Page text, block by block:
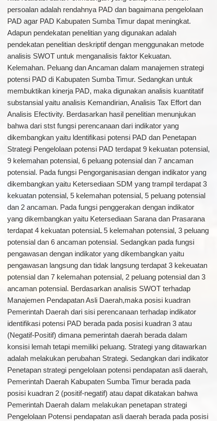
persoalan adalah rendahnya PAD dan bagaimana pengelolaan
PAD agar PAD Kabupaten Sumba Timur dapat meningkat.
Adapun pendekatan penelitian yang digunakan adalah
pendekatan penelitian deskriptif dengan menggunakan metode
analisis SWOT untuk menganalisis faktor Kekuatan.
Kelemahan. Peluang dan Ancaman dalam manajemen strategi
potensi PAD di Kabupaten Sumba Timur. Sedangkan untuk
membuktikan kinerja PAD, maka digunakan analisis kuantitatif
substansial yaitu analisis Kemandirian, Analisis Tax Effort dan
Analisis Efectivity. Berdasarkan hasil penelitian menunjukan
bahwa dari stst fungsi perencanaan dari indikator yang
dikembangkan yaitu ldentifikasi potensi PAD dan Penetapan
Strategi Pengelolaan potensi PAD terdapat 9 kekuatan potensial,
9 kelemahan potensial, 6 peluang potensial dan 7 ancaman
potensial. Pada fungsi Pengorganisasian dengan indikator yang
dikembangkan yaitu Ketersediaan SDM yang trampil terdapat 3
kekuatan potensial, 5 kelemahan potensial, 5 peluang potensial
dan 2 ancaman. Pada fungsi penggerakan dengan indikator
yang dikembangkan yaitu Ketersediaan Sarana dan Prasarana
terdapat 4 kekuatan potensiaL 5 kelemahan potensial, 3 peluang
potensial dan 6 ancaman potensial. Sedangkan pada fungsi
pengawasan dengan indikator yang dikembangkan yaitu
pengawasan langsung dan tidak langsung terdapat 3 kekeuatan
potensial dan 7 kelemahan potensial, 2 peluang potensial dan 3
ancaman potensial. Berdasarkan analisis SWOT terhadap
Manajemen Pendapatan Asli Daerah,maka posisi kuadran
Pemerintah Daerah dari sisi perencanaan terhadap indikator
identifikasi potensi PAD berada pada posisi kuadran 3 atau
(Negatif-Positif) dimana pemerintah daerah berada dalam
konsisi lemah tetapi memiliki peluang. Strategi yang ditawarkan
adalah melakukan perubahan Strategi. Sedangkan dari indikator
Penetapan strategi pengelolaan potensi pendapatan asli daerah,
Pemerintah Daerah Kabupaten Sumba Timur berada pada
posisi kuadran 2 (positif-negatif) atau dapat dikatakan bahwa
Pemerintah Daerah dalam melakukan penetapan strategi
Pengelolaan Potensi pendapatan asli daerah berada pada posisi